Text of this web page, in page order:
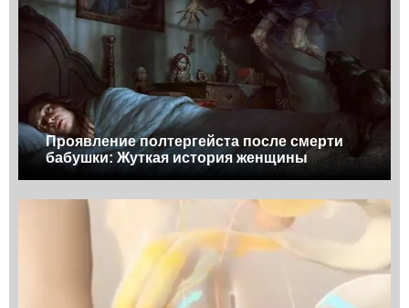
Проявление полтергейста после смерти
бабушки: Жуткая история женщины